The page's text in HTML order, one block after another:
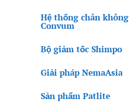
Hệ thống chân không
Convum
Bộ giảm tốc Shimpo
Giải pháp NemaAsia
Sản phẩm Patlite